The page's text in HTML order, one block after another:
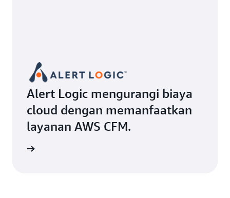
Alert Logic mengurangi biaya
cloud dengan memanfaatkan
layanan AWS CFM.